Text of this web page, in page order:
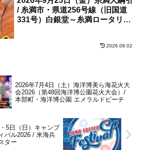
/ 糸満市・県道256号線（旧国道
331号）白銀堂～糸満ロータリー
2026.08.02
2026年7月4日（土）海洋博美ら海花火大
会2026（第48回海洋博公園花火大会）/
本部町・海洋博公園 エメラルドビーチ
5日（日）キャンプ
バル2026 / 米海兵
ター